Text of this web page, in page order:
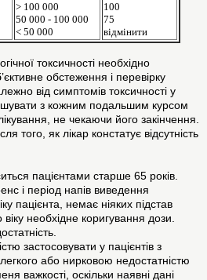
> 100 000
50 000 - 100 000
< 50 000
100
75
відмінити
токсичності необхідно
обстеження і перевірку
від симптомів токсичності у
з кожним подальшим курсом
не чекаючи його закінчення.
того, як лікар констатує відсутність
пацієнтами старше 65 років.
і період напів виведення
пацієнта, немає ніяких підстав
необхідне коригування дози.
застосовувати у пацієнтів з
або нирковою недостатністю
важкості, оскільки наявні дані